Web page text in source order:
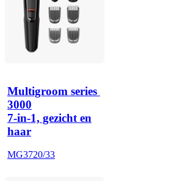
Multigroom series
3000
7-in-1, gezicht en
haar
MG3720/33